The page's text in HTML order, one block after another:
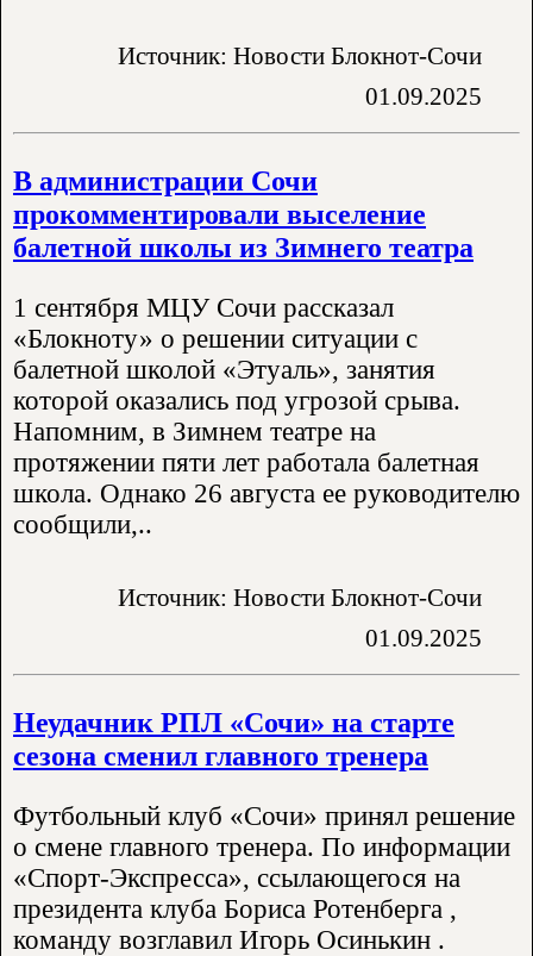
Источник: Новости Блокнот-Сочи
01.09.2025
В администрации Сочи
прокомментировали выселение
балетной школы из Зимнего театра
1 сентября МЦУ Сочи рассказал
«Блокноту» о решении ситуации с
балетной школой «Этуаль», занятия
которой оказались под угрозой срыва.
Напомним, в Зимнем театре на
протяжении пяти лет работала балетная
школа. Однако 26 августа ее руководителю
сообщили,..
Источник: Новости Блокнот-Сочи
01.09.2025
Неудачник РПЛ «Сочи» на старте
сезона сменил главного тренера
Футбольный клуб «Сочи» принял решение
о смене главного тренера. По информации
«Спорт-Экспресса», ссылающегося на
президента клуба Бориса Ротенберга ,
команду возглавил Игорь Осинькин .